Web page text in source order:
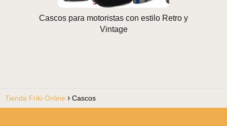
Cascos para motoristas con estilo Retro y
Vintage
Tienda Friki Online Cascos